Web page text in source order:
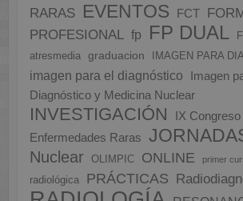
RARAS EVENTOS FCT
PROFESIONAL fp FP DUAL
atresmedia
graduacion IMAGEN PARA
imagen para el diagnóstico
Imagen
Diagnóstico y Medicina Nuclear
INVESTIGACIÓN
IX
Enfermedades Raras
Nuclear
OLIMPIC ONLINE primer
radiológica
PRÁCTICAS